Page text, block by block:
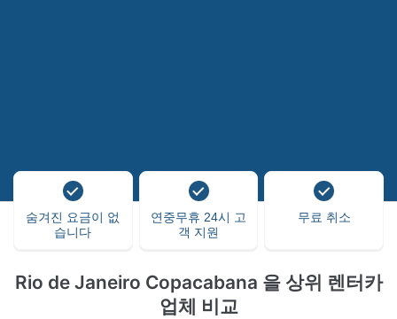
숨겨진 요금이 없
습니다
연중무휴 24시 고
객 지원
무료 취소
Rio de Janeiro Copacabana 을 상위 렌터카
업체 비교